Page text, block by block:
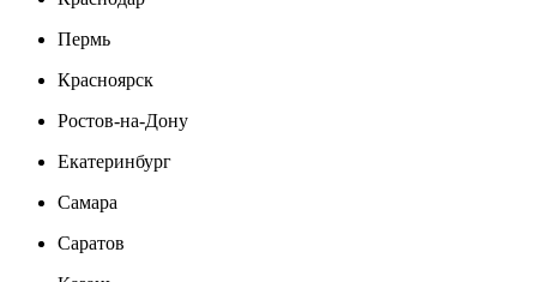
Пермь
Красноярск
Ростов-на-Дону
Екатеринбург
Самара
Саратов